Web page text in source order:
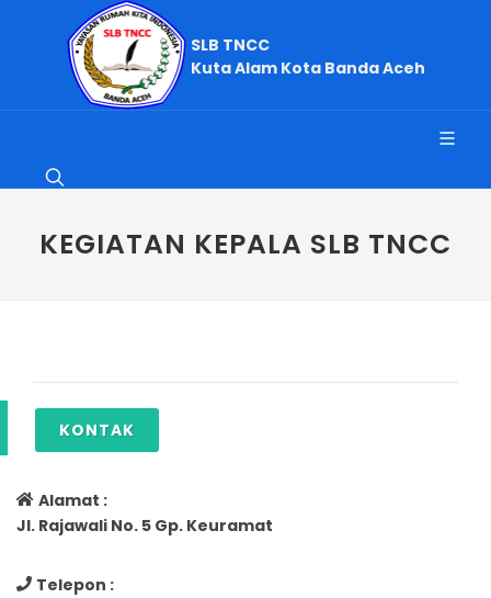
SLB TNCC
Kuta Alam Kota Banda Aceh
KEGIATAN KEPALA SLB TNCC
KONTAK
Alamat :
Jl. Rajawali No. 5 Gp. Keuramat
Telepon :